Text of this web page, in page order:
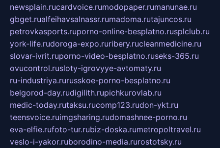
newsplain.rucardvoice.rumodopaper.rumanunae.ru
gbget.rualfeihavsalnassr.rumadoma.rutajuncos.ru
petrovkasports.ruporno-online-besplatno.rusplclub.ru
york-life.rudoroga-expo.ruribery.rucleanmedicine.ru
slovar-ivrit.ruporno-video-besplatno.ruseks-365.ru
ovucontrol.rusloty-igrovyye-avtomaty.ru
ru-industriya.rurusskoe-porno-besplatno.ru
belgorod-day.rudigilith.rupichkurovlab.ru
medic-today.rutaksu.rucomp123.rudon-ykt.ru
teensvoice.ruimgsharing.rudomashnee-porno.ru
eva-elfie.rufoto-tur.rubiz-doska.rumetropoltravel.ru
veslo-i-yakor.ruborodino-media.rurostotsky.ru